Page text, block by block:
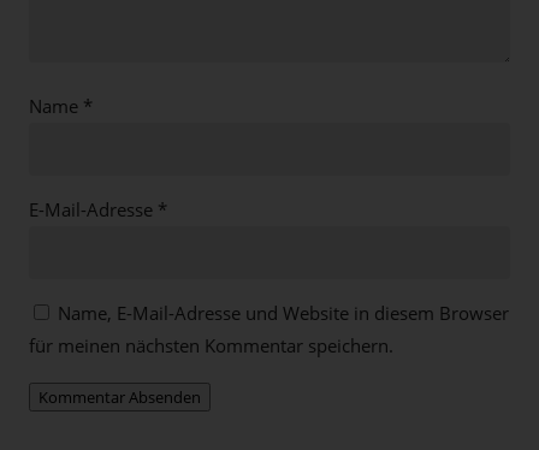
Name *
E-Mail-Adresse *
Name, E-Mail-Adresse und Website in diesem Browser
für meinen nächsten Kommentar speichern.
Kommentar Absenden